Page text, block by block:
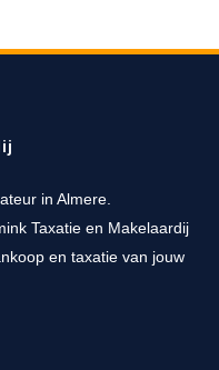
in Almere.
Taxatie en Makelaardij
en taxatie van jouw